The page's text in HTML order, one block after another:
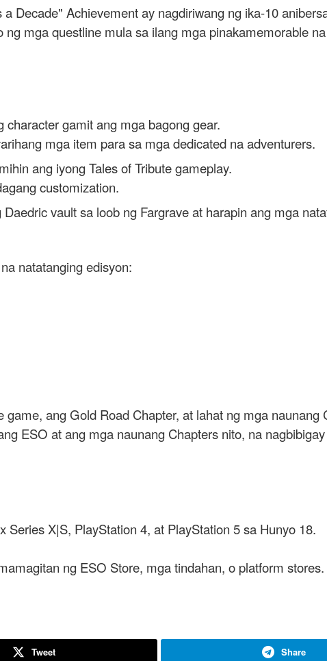
Decade" Achievement ay nagdiriwang ng ika-10
mga questline mula sa ilang mga pinakamemorable
character gamit ang mga bagong gear.
mga item para sa mga dedicated na adventurers.
ang iyong Tales of Tribute gameplay.
customization.
vault sa loob ng Fargrave at harapin ang mga
natatanging edisyon:
ang Gold Road Chapter, at lahat ng mga naunang
ESO at ang mga naunang Chapters nito, na
X|S, PlayStation 4, at PlayStation 5 sa Hunyo 18.
ng ESO Store, mga tindahan, o platform stores.
Tweet Share